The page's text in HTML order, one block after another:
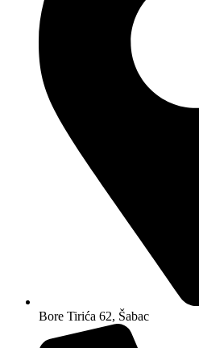
Bore Tirića 62, Šabac